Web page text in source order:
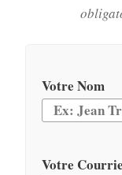
Votre Nom
Votre